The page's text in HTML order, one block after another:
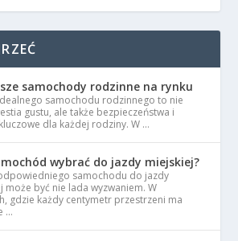
samochody rodzinne na rynku
samochodu rodzinnego to nie
gustu, ale także bezpieczeństwa i
dla każdej rodziny. W …
wybrać do jazdy miejskiej?
samochodu do jazdy
może być nie lada wyzwaniem. W
gdzie każdy centymetr przestrzeni ma
…